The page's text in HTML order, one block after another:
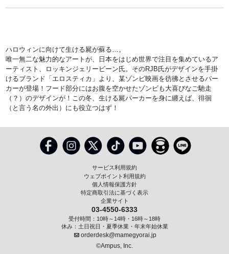
ハロウィンに向けて生ける屍が蘇る…。
唯一無二な魅力的なアートが、日本をはじめ世界で注目を集めているア
ーティスト、ロッキンジェリービーン氏。そのRJB氏がデザインを手掛
けるブランド「エロスティカ」より、某ゾンビ映画を彷彿とさせるパー
カーが登場！フード部分にはお腹を空かせたゾンビも大喜びなご馳走
（？）のデザインが！この冬、生ける屍パーカーを身に纏えば、徘徊
（と言う名の外出）にも役立つはず！
サービス利用規約
ウェブポイント利用規約
個人情報保護方針
特定商取引法に基づく表示
企業サイト
03-4550-6333
受付時間：10時～14時・16時～18時
休み：土日祝日・夏季休業・年末年始休業
orderdesk@mamegyorai.jp
©Ampus, Inc.